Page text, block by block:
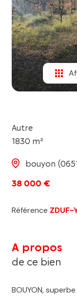
Autre
1830 m²
bouyon
38 000 €
Référence ZDUF-
A propos
de ce bien
BOUYON,